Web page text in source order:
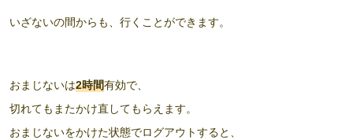
いざないの間からも、行くことができます。
おまじないは2時間有効で、
切れてもまたかけ直してもらえます。
おまじないをかけた状態でログアウトすると、